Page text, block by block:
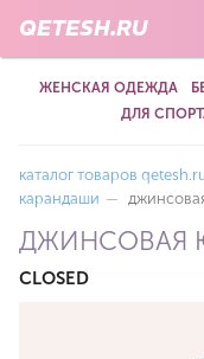
QETESH.RU
ЖЕНСКАЯ ОДЕЖДА
ДЛЯ
каталог товаров
карандаши —
ДЖИНСОВАЯ
CLOSED